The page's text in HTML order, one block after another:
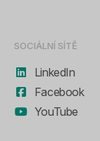
SOCIÁLNÍ SÍTĚ
LinkedIn
Facebook
YouTube